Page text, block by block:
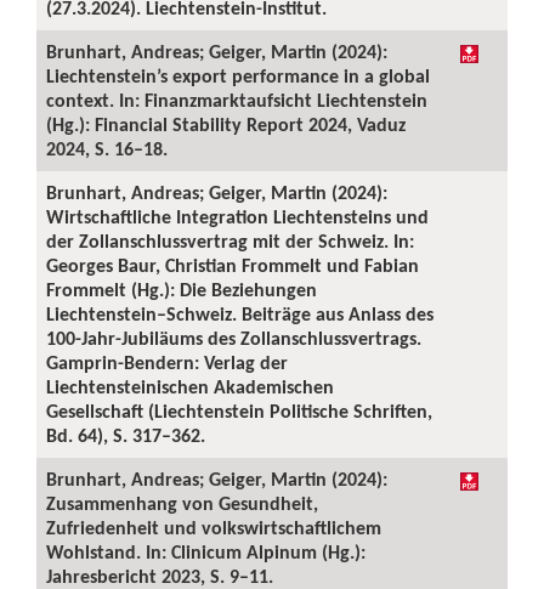
(27.3.2024). Liechtenstein-Institut.
Brunhart, Andreas; Geiger, Martin (2024):
Liechtenstein’s export performance in a global
context. In: Finanzmarktaufsicht Liechtenstein
(Hg.): Financial Stability Report 2024, Vaduz
2024, S. 16–18.
Brunhart, Andreas; Geiger, Martin (2024):
Wirtschaftliche Integration Liechtensteins und
der Zollanschlussvertrag mit der Schweiz. In:
Georges Baur, Christian Frommelt und Fabian
Frommelt (Hg.): Die Beziehungen
Liechtenstein–Schweiz. Beiträge aus Anlass des
100-Jahr-Jubiläums des Zollanschlussvertrags.
Gamprin-Bendern: Verlag der
Liechtensteinischen Akademischen
Gesellschaft (Liechtenstein Politische Schriften,
Bd. 64), S. 317–362.
Brunhart, Andreas; Geiger, Martin (2024):
Zusammenhang von Gesundheit,
Zufriedenheit und volkswirtschaftlichem
Wohlstand. In: Clinicum Alpinum (Hg.):
Jahresbericht 2023, S. 9–11.